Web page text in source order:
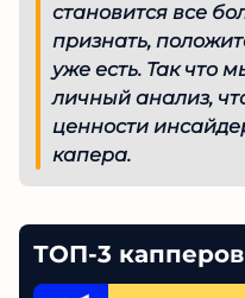
обсуждается на
становится все
надо признать,
репутация у него
спешим провести
удостовериться в
инсайдерских
ТОП-3 капперов